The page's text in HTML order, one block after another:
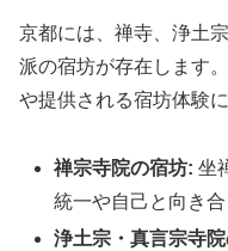
京都には、禅寺、浄土
派の宿坊が存在します
や提供される宿坊体験
禅宗寺院の宿坊: 坐
統一や自己と向き
浄土宗・真言宗寺